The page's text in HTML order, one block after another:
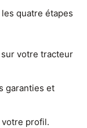
quatre étapes
votre tracteur
garanties et
votre profil.